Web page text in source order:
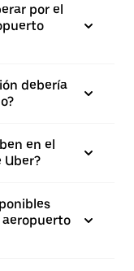
por el
debería
en el
Uber?
aeropuerto